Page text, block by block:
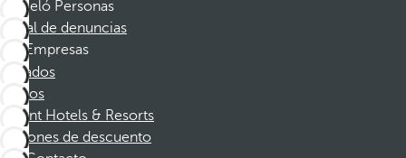
Barceló Personas
Canal de denuncias
Empresas
Afiliados
Socios
Dorint Hotels & Resorts
Cupones de descuento